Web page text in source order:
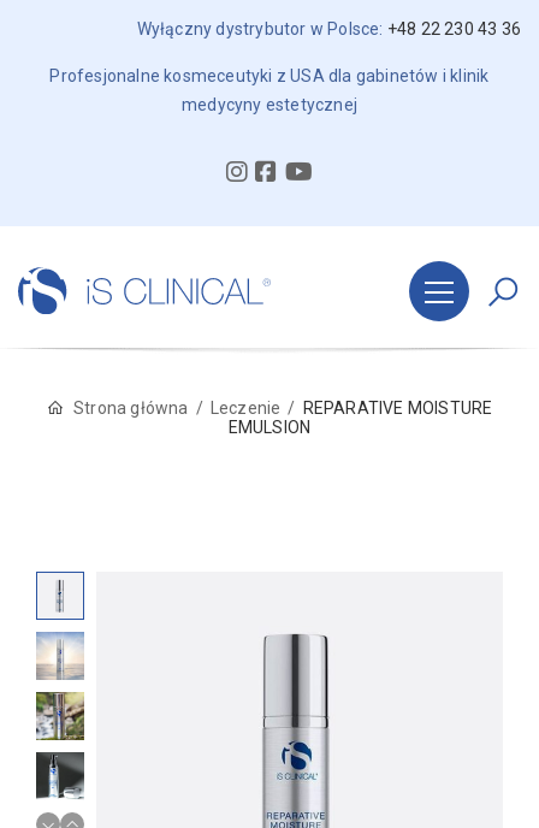
Wyłączny dystrybutor w Polsce: +48 22 230 43 36
Profesjonalne kosmeceutyki z USA dla gabinetów i klinik
medycyny estetycznej
Strona główna Leczenie
REPARATIVE MOISTURE
EMULSION